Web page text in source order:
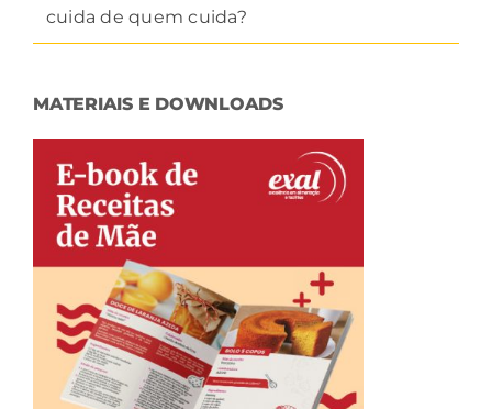
cuida de quem cuida?
MATERIAIS E DOWNLOADS